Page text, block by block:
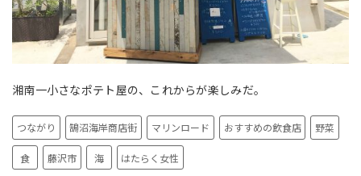
湘南一小さなポテト屋の、これからが楽しみだ。
つながり 鵠沼海岸商店街 マリンロード おすすめの飲食店 野菜
食 藤沢市 海 はたらく女性